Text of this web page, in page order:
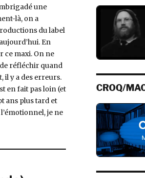
une
là, on a
du label
En
ce maxi. On ne
de réfléchir quand
il y a des erreurs.
en fait pas loin (et
ans plus tard et
je ne
At The Raw Deal (Italians Do It Better,
CROQ/